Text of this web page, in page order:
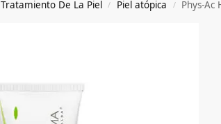
Tratamiento De La Piel / Piel atópica / Phys-